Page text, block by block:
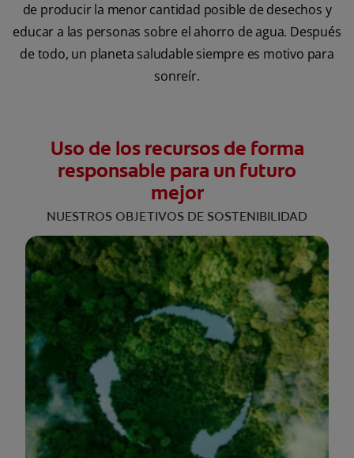
de producir la menor cantidad posible de desechos y
educar a las personas sobre el ahorro de agua. Después
de todo, un planeta saludable siempre es motivo para
sonreír.
Uso de los recursos de forma
responsable para un futuro
mejor
NUESTROS OBJETIVOS DE SOSTENIBILIDAD